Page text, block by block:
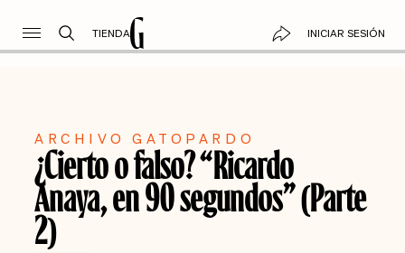
TIENDA INICIAR SESIÓN
ARCHIVO GATOPARDO
¿Cierto o falso? “Ricardo
Anaya, en 90 segundos” (Parte
2)